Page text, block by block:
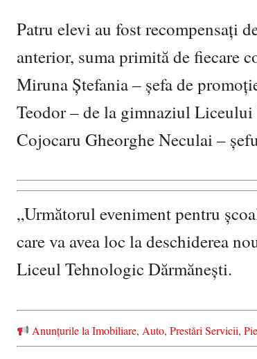
Patru elevi au fost recompensați
anterior, suma primită de fiecare
Miruna Ștefania – șefa de
Teodor – de la gimnaziul
Cojocaru Gheorghe Neculai –
„Următorul eveniment pentru
care va avea loc la deschiderea
Liceul Tehnologic Dărmănești.
Anunțurile la Imobiliare, Auto, Prestări Servicii,